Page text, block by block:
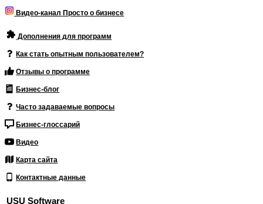
Видео-канал Просто о бизнесе
Дополнения для программ
Как стать опытным пользователем?
Отзывы о программе
Бизнес-блог
Часто задаваемые вопросы
Бизнес-глоссарий
Видео
Карта сайта
Контактные данные
USU Software